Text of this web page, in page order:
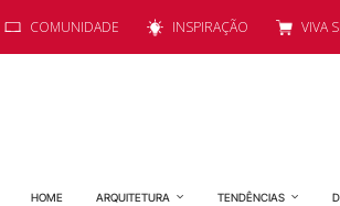
COMUNIDADE INSPIRAÇÃO VIVA
HOME ARQUITETURA TENDÊNCIAS